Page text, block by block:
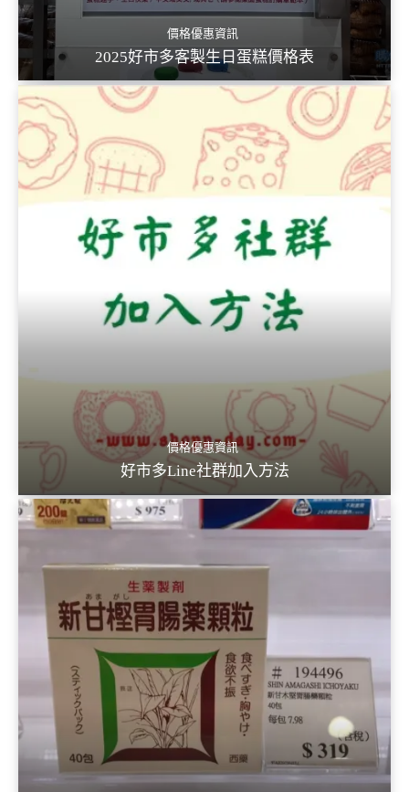
價格優惠資訊
2025好市多客製生日蛋糕價格表
價格優惠資訊
好市多Line社群加入方法